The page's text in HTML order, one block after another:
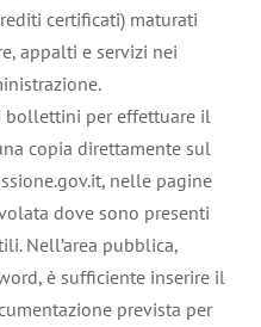
certificati) maturati
appalti e servizi nei
bollettini per effettuare il
copia direttamente sul
nelle pagine
dove sono presenti
Nell’area pubblica,
è sufficiente inserire il
prevista per